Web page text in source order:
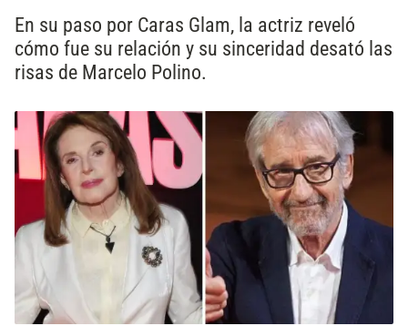
En su paso por Caras Glam, la actriz reveló
cómo fue su relación y su sinceridad desató las
risas de Marcelo Polino.